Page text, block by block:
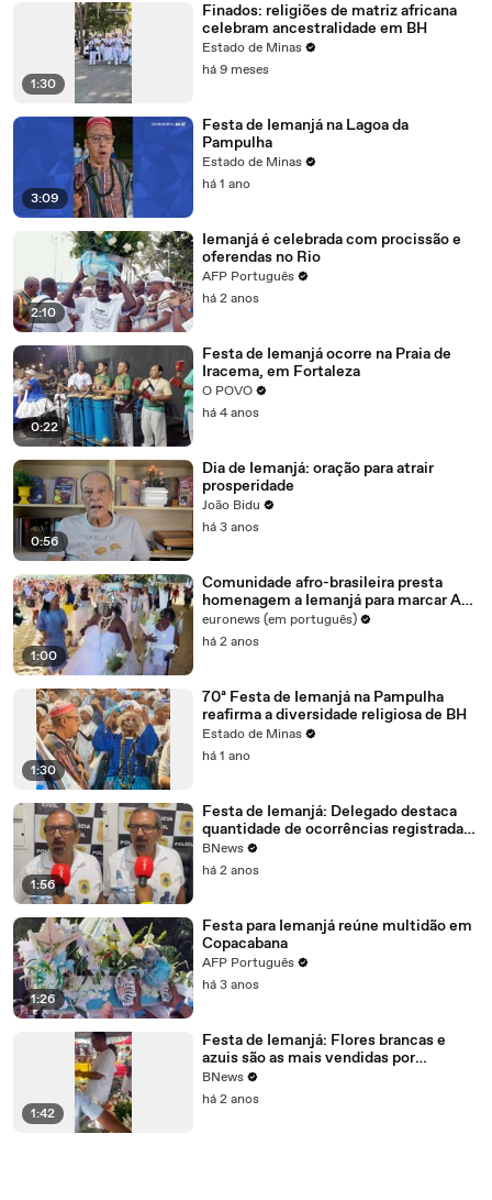
1:30
Finados: religiões de matriz africana
celebram ancestralidade em BH
Estado de Minas
há 9 meses
3:09
Festa de Iemanjá na Lagoa da
Pampulha
Estado de Minas
há 1 ano
2:10
Iemanjá é celebrada com procissão e
oferendas no Rio
AFP Português
há 2 anos
0:22
Festa de Iemanjá ocorre na Praia de
Iracema, em Fortaleza
O POVO
há 4 anos
0:56
Dia de Iemanjá: oração para atrair
prosperidade
João Bidu
há 3 anos
1:00
Comunidade afro-brasileira presta
homenagem a Iemanjá para marcar Ano
Novo
euronews (em português)
há 2 anos
1:30
70ª Festa de Iemanjá na Pampulha
reafirma a diversidade religiosa de BH
Estado de Minas
há 1 ano
1:56
Festa de Iemanjá: Delegado destaca
quantidade de ocorrências registradas
durante festejo
BNews
há 2 anos
1:26
Festa para Iemanjá reúne multidão em
Copacabana
AFP Português
há 3 anos
1:42
Festa de Iemanjá: Flores brancas e
azuis são as mais vendidas por
ambulantes
BNews
há 2 anos